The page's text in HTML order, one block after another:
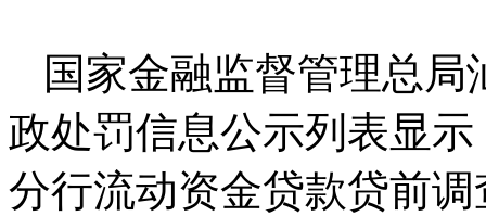
国家金融监督管理总局
政处罚信息公示列表显
分行流动资金贷款贷前